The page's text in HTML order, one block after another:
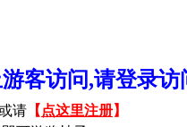
游客访问,请登录
请 【 点这里注册】